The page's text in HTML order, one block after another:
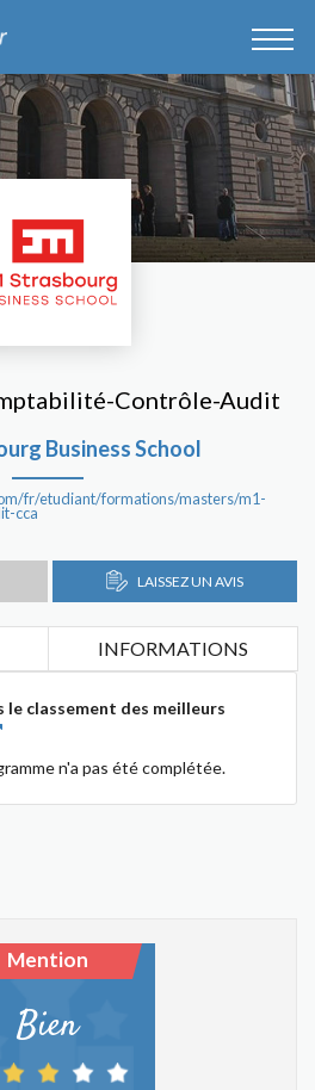
Contrôle-Audit
Business School
fr/etudiant/formations/masters/m1-
cca
LAISSEZ UN AVIS
INFORMATIONS
le classement des meilleurs
n'a pas été complétée.
Mention
Bien